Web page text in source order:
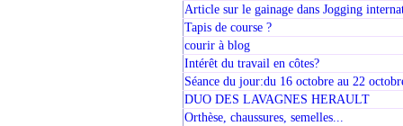
Article sur le gainage dans Jogging
Tapis de course ?
courir à blog
Intérêt du travail en côtes?
Séance du jour:du 16 octobre au 22
DUO DES LAVAGNES HERAULT
Orthèse, chaussures, semelles...